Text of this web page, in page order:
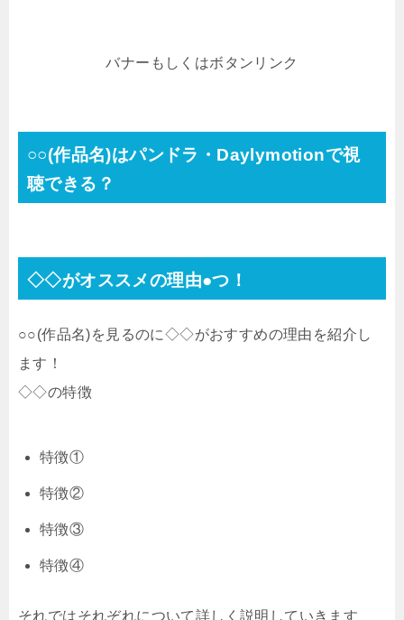
バナーもしくはボタンリンク
○○(作品名)はパンドラ・Daylymotionで視
聴できる？
◇◇がオススメの理由●つ！
○○(作品名)を見るのに◇◇がおすすめの理由を紹介し
ます！
◇◇の特徴
特徴①
特徴②
特徴③
特徴④
それではそれぞれについて詳しく説明していきます